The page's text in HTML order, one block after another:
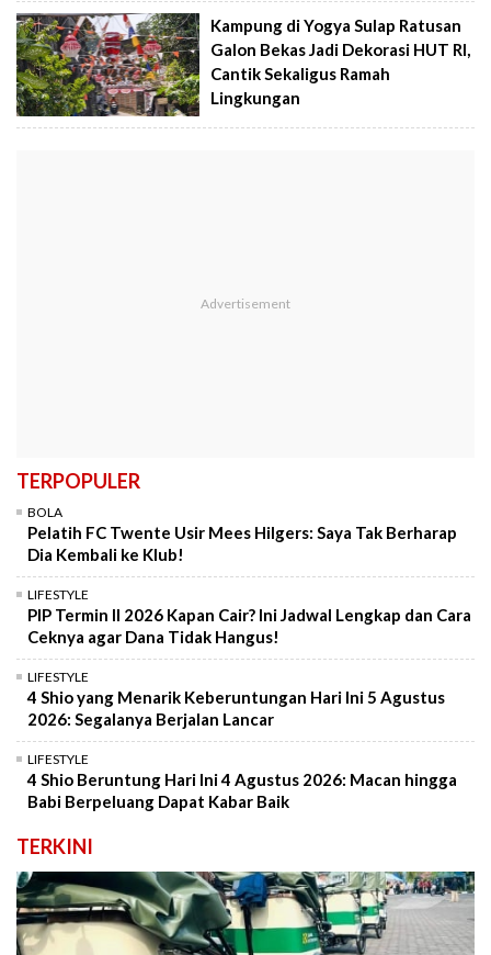
Kampung di Yogya Sulap Ratusan
Galon Bekas Jadi Dekorasi HUT RI,
Cantik Sekaligus Ramah
Lingkungan
TERPOPULER
BOLA
Pelatih FC Twente Usir Mees Hilgers: Saya Tak Berharap
Dia Kembali ke Klub!
LIFESTYLE
PIP Termin II 2026 Kapan Cair? Ini Jadwal Lengkap dan Cara
Ceknya agar Dana Tidak Hangus!
LIFESTYLE
4 Shio yang Menarik Keberuntungan Hari Ini 5 Agustus
2026: Segalanya Berjalan Lancar
LIFESTYLE
4 Shio Beruntung Hari Ini 4 Agustus 2026: Macan hingga
Babi Berpeluang Dapat Kabar Baik
TERKINI